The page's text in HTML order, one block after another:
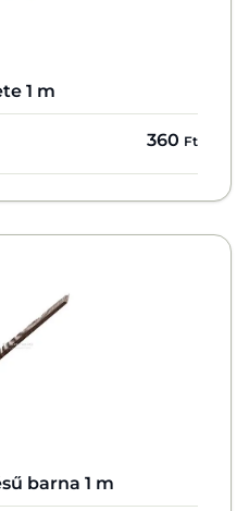
1 m
360 Ft
barna 1 m